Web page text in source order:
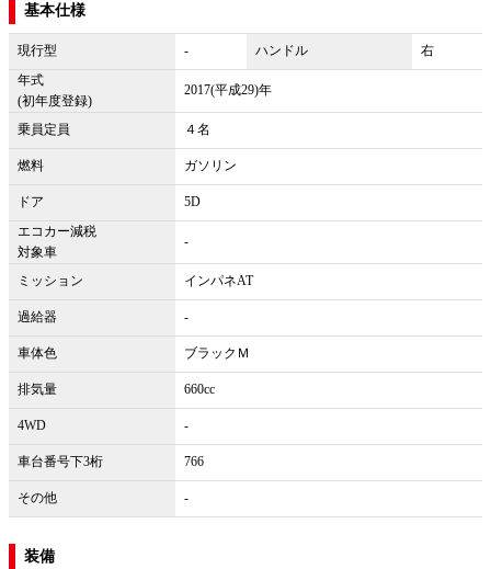
基本仕様
現行型 - ハンドル
右
年式
(初年度登録)
2017(平成29)年
乗員定員 ４名
燃料 ガソリン
ドア
5D
エコカー減税
対象車
-
ミッション インパネAT
過給器 -
車体色 ブラックＭ
排気量 660cc
4WD -
車台番号下3桁 766
その他 -
装備